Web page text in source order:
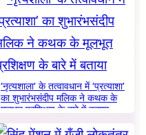
‘नृत्यशाला’ के तत्वावधान में ‘प्रत्याशा’
का शुभारंभसंदीप मलिक ने कथक के
मूलभूत प्रशिक्षण के बारे में बताया